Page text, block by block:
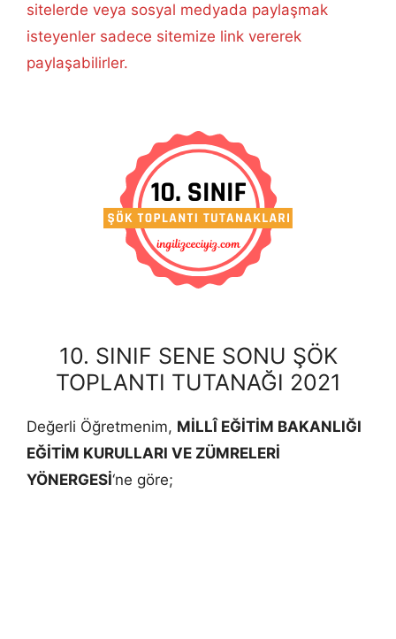
sitelerde veya sosyal medyada paylaşmak
isteyenler sadece sitemize link vererek
paylaşabilirler.
10. SINIF SENE SONU ŞÖK
TOPLANTI TUTANAĞI 2021
Değerli Öğretmenim, MİLLÎ EĞİTİM BAKANLIĞI
EĞİTİM KURULLARI VE ZÜMRELERİ
YÖNERGESİ‘ne göre;